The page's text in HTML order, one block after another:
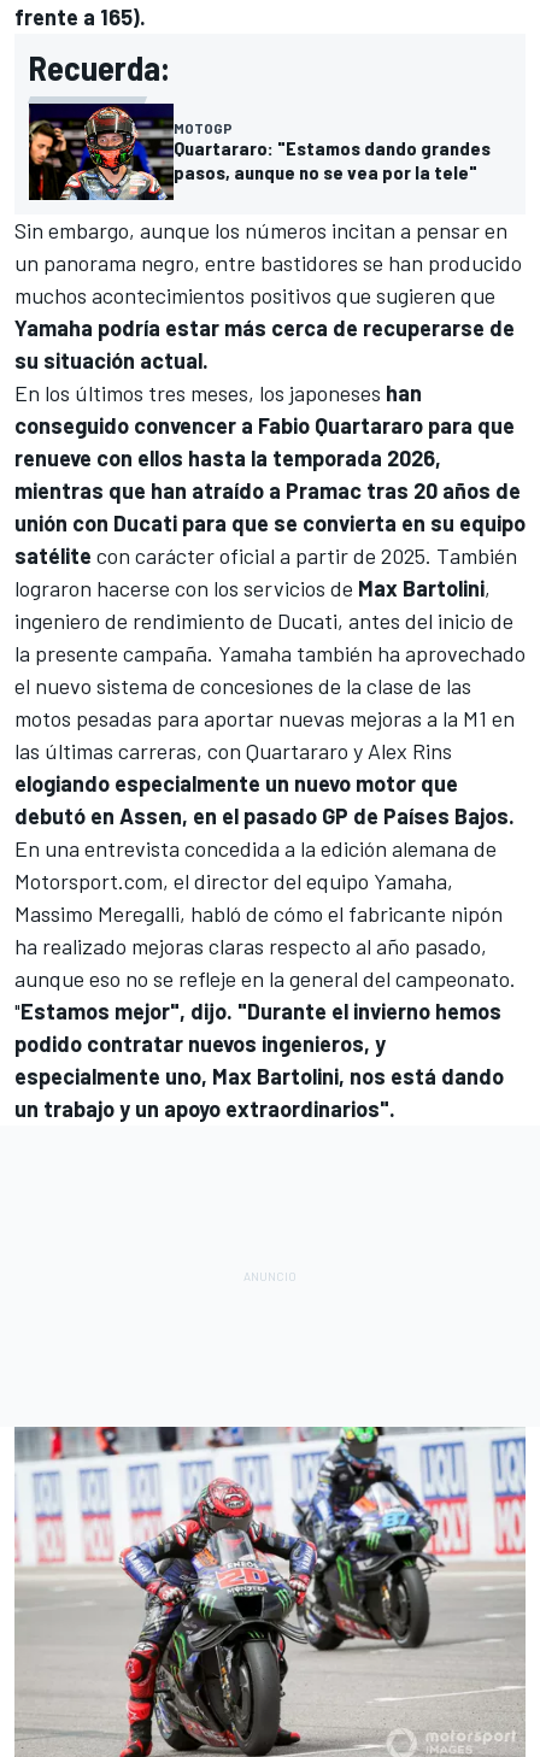
frente a 165).
Recuerda:
MOTOGP
Quartararo: "Estamos dando grandes
pasos, aunque no se vea por la tele"
Sin embargo, aunque los números incitan a pensar en
un panorama negro, entre bastidores se han producido
muchos acontecimientos positivos que sugieren que
Yamaha podría estar más cerca de recuperarse de
su situación actual.
En los últimos tres meses, los japoneses han
conseguido convencer a Fabio Quartararo para que
renueve con ellos hasta la temporada 2026,
mientras que han atraído a Pramac tras 20 años de
unión con Ducati para que se convierta en su equipo
satélite con carácter oficial a partir de 2025. También
lograron hacerse con los servicios de Max Bartolini,
ingeniero de rendimiento de Ducati, antes del inicio de
la presente campaña. Yamaha también ha aprovechado
el nuevo sistema de concesiones de la clase de las
motos pesadas para aportar nuevas mejoras a la M1 en
las últimas carreras, con Quartararo y Alex Rins
elogiando especialmente un nuevo motor que
debutó en Assen, en el pasado GP de Países Bajos.
En una entrevista concedida a la edición alemana de
Motorsport.com, el director del equipo Yamaha,
Massimo Meregalli, habló de cómo el fabricante nipón
ha realizado mejoras claras respecto al año pasado,
aunque eso no se refleje en la general del campeonato.
"Estamos mejor", dijo. "Durante el invierno hemos
podido contratar nuevos ingenieros, y
especialmente uno, Max Bartolini, nos está dando
un trabajo y un apoyo extraordinarios".